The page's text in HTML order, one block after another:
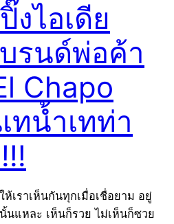
งไอเดีย
รนด์พ่อค้า
Chapo
ทน้ำเทท่า
ห้เราเห็นกันทุกเมื่อเชื่อยาม อยู่
นแหละ เห็นก็รวย ไม่เห็นก็ซวย